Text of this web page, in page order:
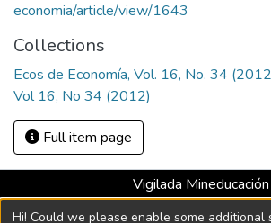
economia/article/view/1643
Collections
Ecos de Economía, Vol. 16, No. 34
Vol 16, No 34 (2012)
Full item page
Vigilada Mineducación
Universidad con Acreditación
Hi! Could we please enable some additional